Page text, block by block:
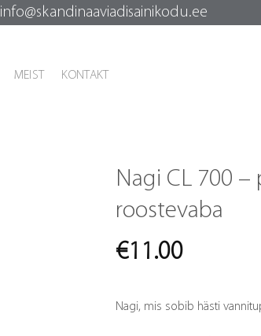
info@skandinaaviadisainikodu.ee
MEIST KONTAKT
Nagi CL 700
roostevaba
€11.00
Nagi, mis sobib hästi